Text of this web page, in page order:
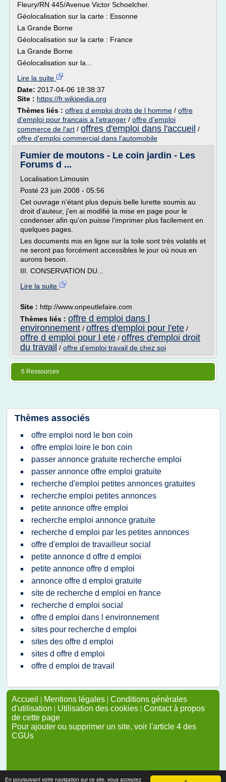
En poursuivant votre navigation sur ce site, vous acceptez
Fleury/RN 445/Avenue Victor Schoelcher.
Géolocalisation sur la carte : Essonne
La Grande Borne
Géolocalisation sur la carte : France
La Grande Borne
Géolocalisation sur la...
Lire la suite
Date: 2017-04-06 18:38:37
Site : https://fr.wikipedia.org
Thèmes liés : offres d emploi droits de l homme / offre
d'emploi pour francais a l'etranger / offre d'emploi
commerce de l'art / offres d'emploi dans l'accueil /
offre d'emploi commercial dans l'automobile
Fumier de moutons - Le coin jardin - Les
Forums d ...
Localisation:Limousin
Posté 23 juin 2008 - 05:56
Cet ouvrage n'étant plus depuis belle lurette soumis au
droit d'auteur, j'en ai modifié la mise en page pour le
condenser afin qu'on puisse l'imprimer plus facilement en
quelques pages.
Les documents mis en ligne sur la toile sont très volatils et
ne seront pas forcément accessibles le jour où nous en
aurons besoin.
III. CONSERVATION DU...
Lire la suite
Site : http://www.onpeutlefaire.com
Thèmes liés : offre d emploi dans l
environnement / offres d'emploi pour l'ete /
offre d emploi pour l ete / offres d'emploi droit
du travail / offre d'emploi travail de chez soi
6 Ressources
Thèmes associés
offre emploi nord le bon coin
offre emploi loire le bon coin
passer annonce gratuite recherche emploi
passer annonce offre emploi gratuite
recherche d'emploi petites annonces gratuites
recherche emploi petites annonces
petite annonce offre emploi
recherche emploi annonce gratuite
recherche d emploi par les petites annonces
offre d'emploi de travailleur social
petite annonce d offre d emploi
petite annonce offre d emploi
annonce offre d emploi gratuite
site de recherche d emploi en france
recherche d emploi social
offre d emploi dans l environnement
sites pour recherche d emploi
sites des offre d emploi
sites d offre d emploi
offre d emploi de travail
Accueil | Mentions légales | Conditions générales
d'utilisation | Utilisation des cookies | Contact à propos
de cette page
Pour ajouter ou supprimer un site, voir l'article 4 des
CGUs